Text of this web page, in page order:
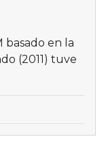
basado en la
(2011) tuve